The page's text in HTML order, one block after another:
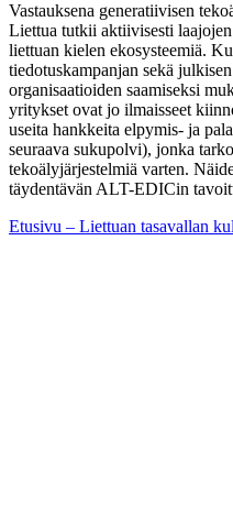
Vastauksena generatiivisen
Liettua tutkii aktiivisesti
liettuan kielen ekosysteemiä.
tiedotuskampanjan sekä
organisaatioiden saamiseksi
yritykset ovat jo ilmaisseet
useita hankkeita elpymis- ja
seuraava sukupolvi), jonka
tekoälyjärjestelmiä varten.
täydentävän ALT-EDICin
Etusivu – Liettuan tasavallan